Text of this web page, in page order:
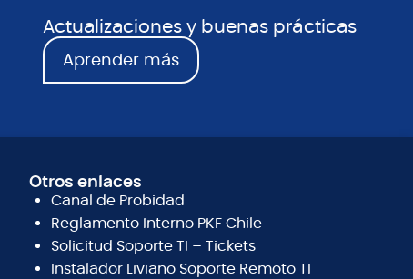
Actualizaciones y buenas prácticas
Aprender más
Otros enlaces
Canal de Probidad
Reglamento Interno PKF Chile
Solicitud Soporte TI – Tickets
Instalador Liviano Soporte Remoto TI